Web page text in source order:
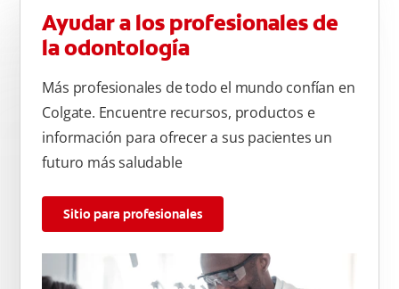
Ayudar a los profesionales de
la odontología
Más profesionales de todo el mundo confían en
Colgate. Encuentre recursos, productos e
información para ofrecer a sus pacientes un
futuro más saludable
Sitio para profesionales